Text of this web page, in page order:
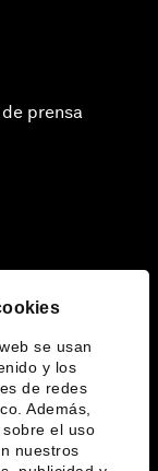
se usan
y los
de redes
Además,
el uso
nuestros
prensa